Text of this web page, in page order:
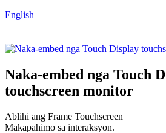
English
Naka-embed nga Touch
touchscreen monitor
Ablihi ang Frame Touchscreen
Makapahimo sa interaksyon.